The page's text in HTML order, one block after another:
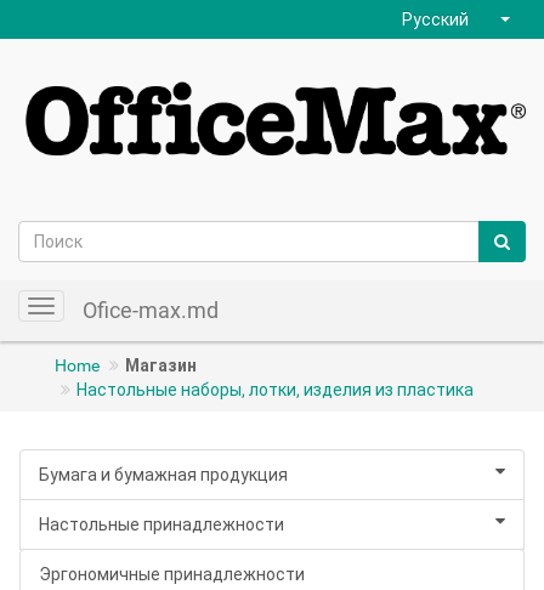
Русский
ToggleOfice-max.md
Home
Магазин
Настольные наборы, лотки, изделия из пластика
Бумага и бумажная продукция
Настольные принадлежности
Эргономичные принадлежности